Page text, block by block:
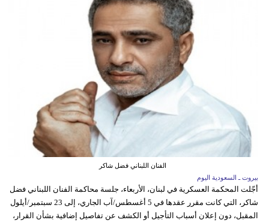
الفنان اللبناني فضل شاكر
بيروت ـ السعودية اليوم
أجّلت المحكمة العسكرية في لبنان، الأربعاء، جلسة محاكمة الفنان اللبناني فضل
شاكر، التي كانت مقرر عقدها في 5 أغسطس/آب الجاري، إلى 23 سبتمبر/أيلول
المقبل، دون إعلان أسباب التأجيل أو الكشف عن تفاصيل إضافية بشأن القرار،